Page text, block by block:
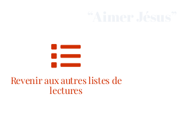
Revenir aux autres listes de
lectures